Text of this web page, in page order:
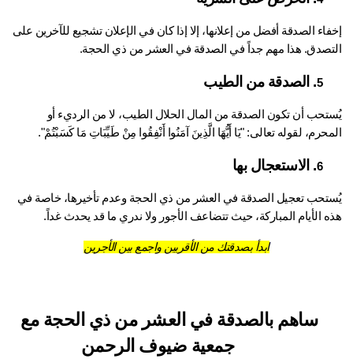
إخفاء الصدقة أفضل من إعلانها، إلا إذا كان في الإعلان تشجيع للآخرين على
هذا مهم جداً في الصدقة في العشر من ذي الحجة.
. الصدقة من الطيب
يُستحب أن تكون الصدقة من المال الحلال الطيب، لا من الرديء أو
لقوله تعالى: "يَا أَيُّهَا الَّذِينَ آمَنُوا أَنْفِقُوا مِنْ طَيِّبَاتِ مَا كَسَبْتُمْ".
. الاستعجال بها
تعجيل الصدقة في العشر من ذي الحجة
وعدم تأخيرها، خاصة في
الأيام المباركة، حيث تتضاعف الأجور ولا ندري ما قد يحدث غداً.
ابدأ بصدقتك من الأقربين واجمع بين الأجرين
ساهم بالصدقة في العشر من ذي الحجة مع
جمعية ضيوف الرحمن